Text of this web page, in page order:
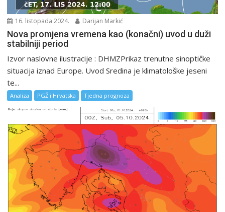
16. listopada 2024. Darijan Markić
Nova promjena vremena kao (konačni) uvod u duži
stabilniji period
Izvor naslovne ilustracije : DHMZPrikaz trenutne sinoptičke
situacija iznad Europe. Uvod Sredina je klimatološke jeseni
te...
Analiza PGŽ i Hrvatska Tjedna prognoza